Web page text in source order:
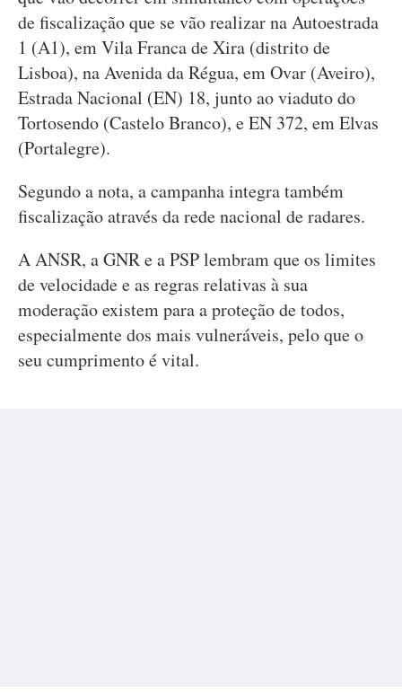
de fiscalização que se vão realizar na Autoestrada
1 (A1), em Vila Franca de Xira (distrito de
Lisboa), na Avenida da Régua, em Ovar (Aveiro),
Estrada Nacional (EN) 18, junto ao viaduto do
Tortosendo (Castelo Branco), e EN 372, em Elvas
(Portalegre).
Segundo a nota, a campanha integra também
fiscalização através da rede nacional de radares.
A ANSR, a GNR e a PSP lembram que os limites
de velocidade e as regras relativas à sua
moderação existem para a proteção de todos,
especialmente dos mais vulneráveis, pelo que o
seu cumprimento é vital.